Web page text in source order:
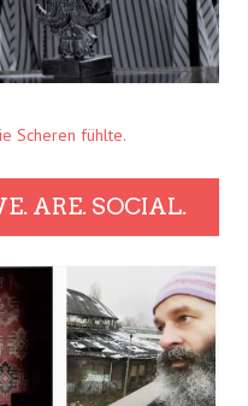
Scheren fühlte.
ARE. SOCIAL.